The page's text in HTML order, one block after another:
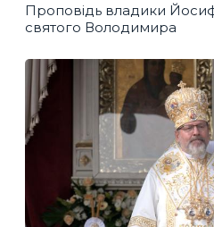
Проповідь владики
святого Володимира